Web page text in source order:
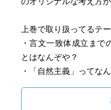
上巻で取り扱ってるテ
・言文一致体成立ま
とはなんぞや？
・「自然主義」ってな
本書を読む前に、論じ